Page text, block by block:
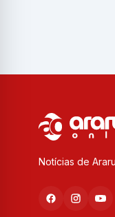
Notícias de